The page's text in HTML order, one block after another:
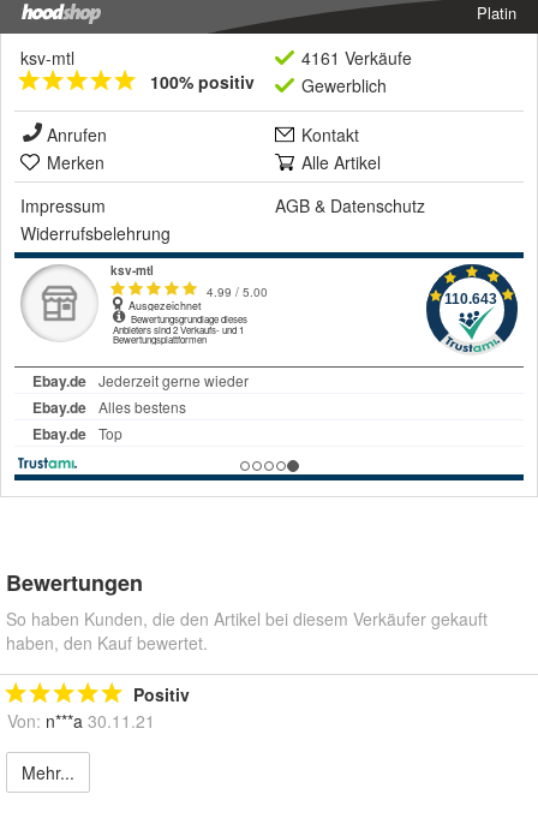
Platin
ksv-mtl
100% positiv
4161 Verkäufe
Gewerblich
Anrufen
Kontakt
Merken
Alle Artikel
Impressum
AGB & Datenschutz
Widerrufsbelehrung
Bewertungen
So haben Kunden, die den Artikel bei diesem Verkäufer gekauft
haben, den Kauf bewertet.
Positiv
Von: n***a 30.11.21
Mehr...